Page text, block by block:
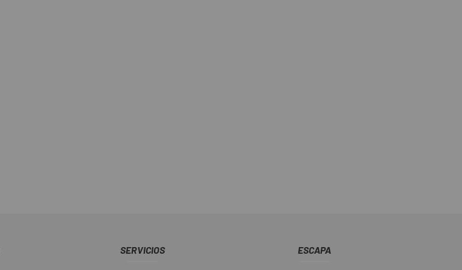
SERVICIOS ESCAPA